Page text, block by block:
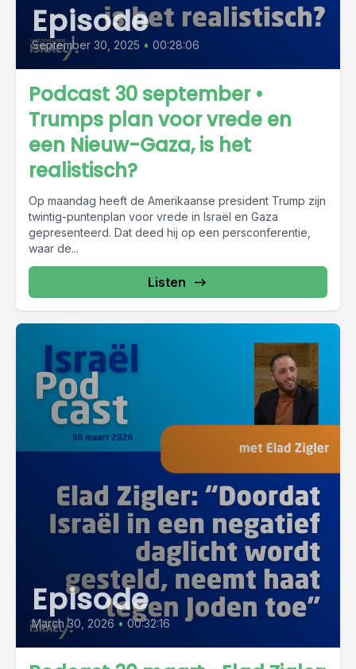
Episode
September 30, 2025 • 00:28:06
Podcast 30 september •
Trumps plan voor vrede en
een Nieuw-Gaza, is het
realistisch?
Op maandag heeft de Amerikaanse president Trump zijn
twintig-puntenplan voor vrede in Israël en Gaza
gepresenteerd. Dat deed hij op een persconferentie,
waar de...
Listen
Episode
March 30, 2026 • 00:32:16